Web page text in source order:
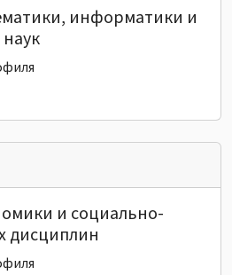
информатики и
и социально-
дисциплин